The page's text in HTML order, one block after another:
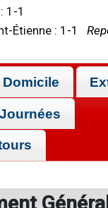
: 1 -1
Étienne : 1 -1
Domicile